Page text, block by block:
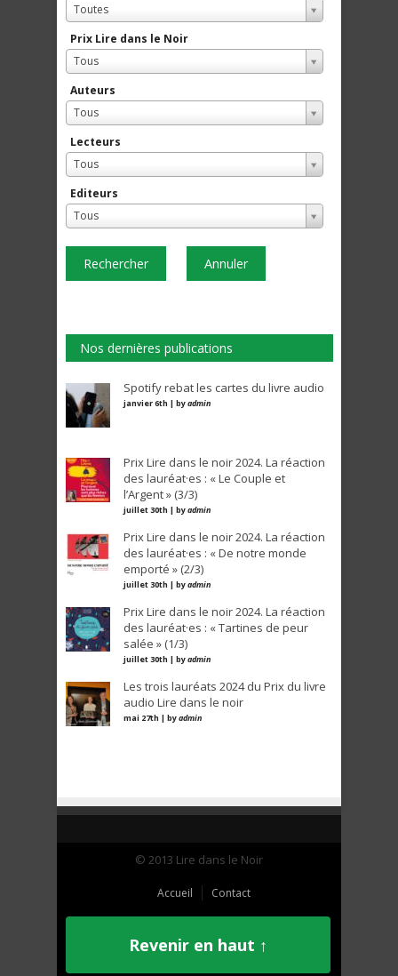
Toutes
Prix Lire dans le Noir
Tous
Auteurs
Tous
Lecteurs
Tous
Editeurs
Tous
Rechercher Annuler
Nos dernières publications
Spotify rebat les cartes du livre audio
janvier 6th | byadmin
Prix Lire dans le noir 2024. La réaction
des lauréat·es : « Le Couple et
l’Argent » (3/3)
juillet 30th | byadmin
Prix Lire dans le noir 2024. La réaction
des lauréat·es : « De notre monde
emporté » (2/3)
juillet 30th | byadmin
Prix Lire dans le noir 2024. La réaction
des lauréat·es : « Tartines de peur
salée » (1/3)
juillet 30th | byadmin
Les trois lauréats 2024 du Prix du livre
audio Lire dans le noir
mai 27th | byadmin
© 2013 Lire dans le Noir
Accueil Contact
Revenir en haut ↑